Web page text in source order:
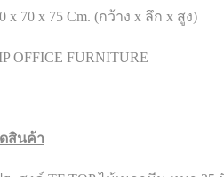
x 70 x 75 Cm. (กว้าง x ลึก x สูง)
OFFICE FURNITURE
สินค้า